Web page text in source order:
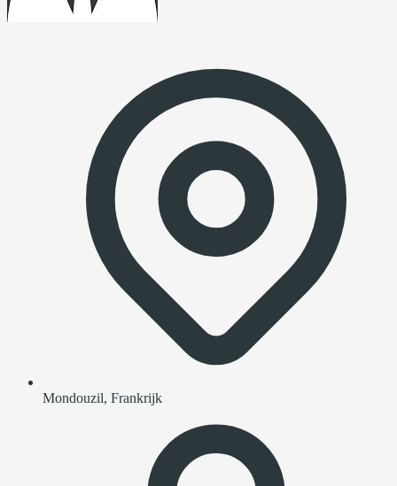
Mondouzil, Frankrijk